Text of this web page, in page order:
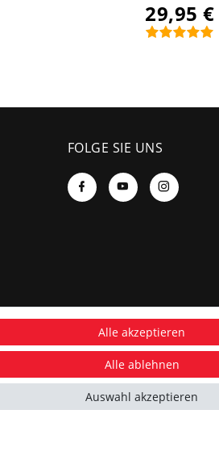
29,95 €
FOLGE SIE UNS
Alle akzeptieren
Alle ablehnen
Auswahl akzeptieren